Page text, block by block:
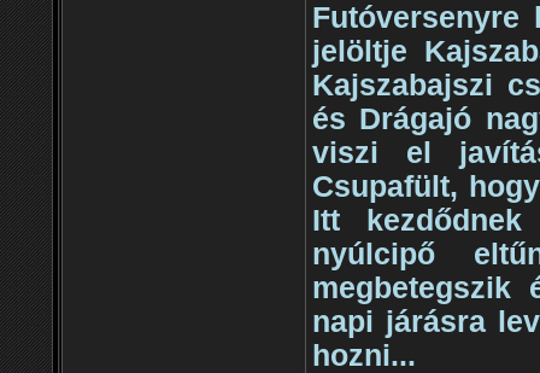
jelöltje
Kajszabajszi
és Drágajó
viszi el
Csupafült,
Itt
nyúlcipő
megbetegszik
napi járásra
hozni...